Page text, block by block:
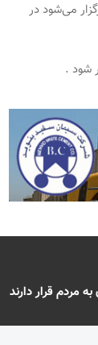
می‌شود در
مردم قرار دارند